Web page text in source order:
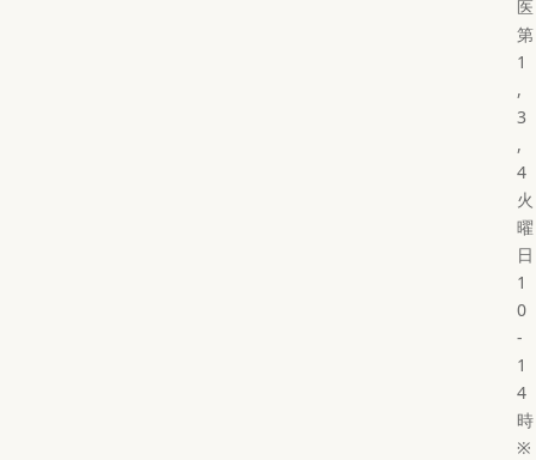
医
第
1
,
3
,
4
火
曜
日
1
0
-
1
4
時
※